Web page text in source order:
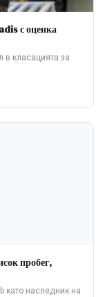
с оценка
в класацията за
пробег,
като наследник на